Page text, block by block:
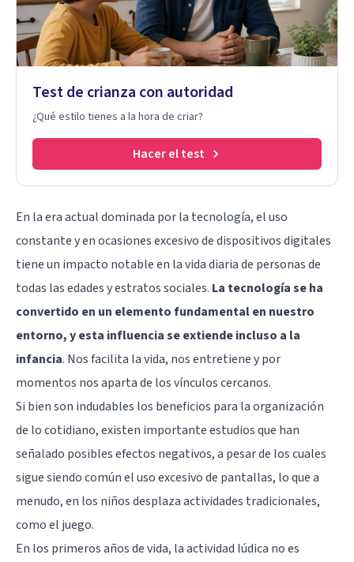
Test de crianza con autoridad
¿Qué estilo tienes a la hora de criar?
Hacer el test
En la era actual dominada por la tecnología, el uso
constante y en ocasiones excesivo de dispositivos digitales
tiene un impacto notable en la vida diaria de personas de
todas las edades y estratos sociales. La tecnología se ha
convertido en un elemento fundamental en nuestro
entorno, y esta influencia se extiende incluso a la
infancia. Nos facilita la vida, nos entretiene y por
momentos nos aparta de los vínculos cercanos.
Si bien son indudables los beneficios para la organización
de lo cotidiano, existen importante estudios que han
señalado posibles efectos negativos, a pesar de los cuales
sigue siendo común el uso excesivo de pantallas, lo que a
menudo, en los niños desplaza actividades tradicionales,
como el juego.
En los primeros años de vida, la actividad lúdica no es